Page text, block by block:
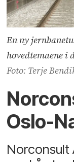
En ny
hovedtemaene i
Foto: Terje
Oslo-
Norconsult